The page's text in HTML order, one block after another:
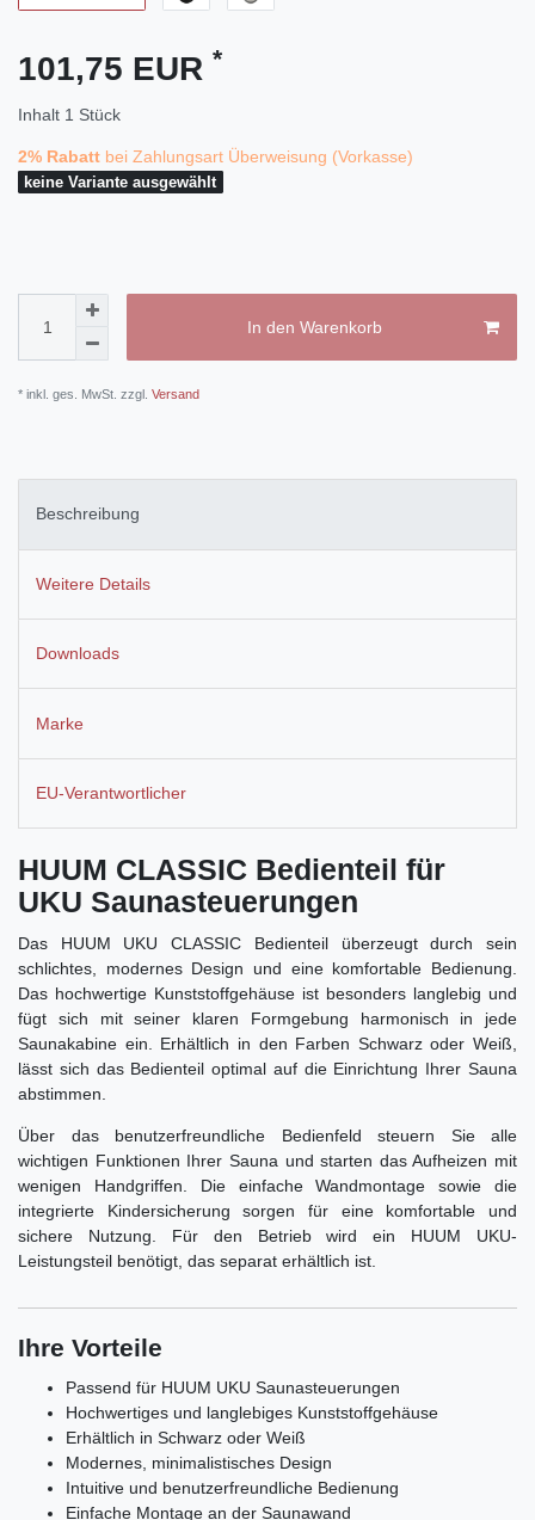
101,75 EUR *
Inhalt 1 Stück
2% Rabatt bei Zahlungsart Überweisung (Vorkasse)
keine Variante ausgewählt
In den Warenkorb
* inkl. ges. MwSt. zzgl. Versand
Beschreibung
Weitere Details
Downloads
Marke
EU-Verantwortlicher
HUUM CLASSIC Bedienteil für
UKU Saunasteuerungen
Das HUUM UKU CLASSIC Bedienteil überzeugt durch sein
schlichtes, modernes Design und eine komfortable Bedienung.
Das hochwertige Kunststoffgehäuse ist besonders langlebig und
fügt sich mit seiner klaren Formgebung harmonisch in jede
Saunakabine ein. Erhältlich in den Farben Schwarz oder Weiß,
lässt sich das Bedienteil optimal auf die Einrichtung Ihrer Sauna
abstimmen.
Über das benutzerfreundliche Bedienfeld steuern Sie alle
wichtigen Funktionen Ihrer Sauna und starten das Aufheizen mit
wenigen Handgriffen. Die einfache Wandmontage sowie die
integrierte Kindersicherung sorgen für eine komfortable und
sichere Nutzung. Für den Betrieb wird ein HUUM UKU-
Leistungsteil benötigt, das separat erhältlich ist.
Ihre Vorteile
Passend für HUUM UKU Saunasteuerungen
Hochwertiges und langlebiges Kunststoffgehäuse
Erhältlich in Schwarz oder Weiß
Modernes, minimalistisches Design
Intuitive und benutzerfreundliche Bedienung
Einfache Montage an der Saunawand